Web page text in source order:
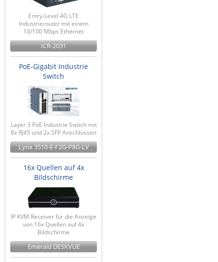
WATTECO
Westermo
Yuasa
ZPE Systems
News zu unseren Herstellern
Entry-Level 4G LTE
Industrierouter mit einem
10/100 Mbps Ethernet
ICR-2031
PoE-Gigabit Industrie
Switch
Layer 3 PoE Industrie Switch mit
8x RJ45 und 2x SFP Anschlüssen
Lynx 3510-E-F2G-P8G-LV
16x Quellen auf 4x
Bildschirme
IP KVM Receiver für die Anzeige
von 16x Quellen auf 4x
Bildschirme
Emerald DESKVUE